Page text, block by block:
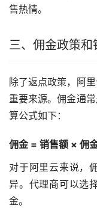
售热情。
三、佣金政策和
除了返点政策，阿
重要来源。佣金通
算公式如下：
佣金 = 销售额 × 佣
对于阿里云来说，
异。代理商可以选
金。